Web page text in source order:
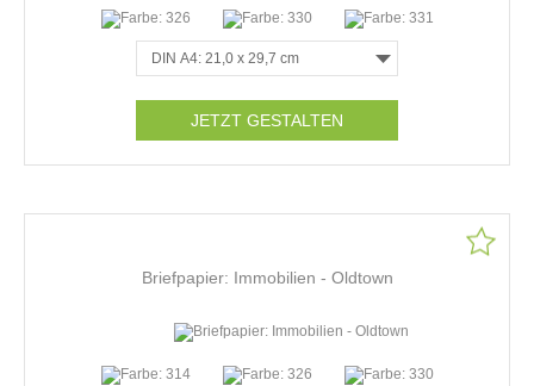
JETZT GESTALTEN
Briefpapier: Immobilien - Oldtown